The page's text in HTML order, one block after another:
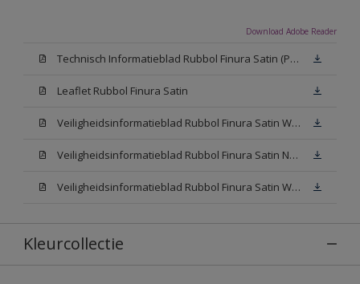
Download Adobe Reader
Technisch Informatieblad Rubbol Finura Satin (PDF)
Leaflet Rubbol Finura Satin
Veiligheidsinformatieblad Rubbol Finura Satin W05 (MSDS)
Veiligheidsinformatieblad Rubbol Finura Satin N00 (MSDS)
Veiligheidsinformatieblad Rubbol Finura Satin White (MSDS)
Kleurcollectie